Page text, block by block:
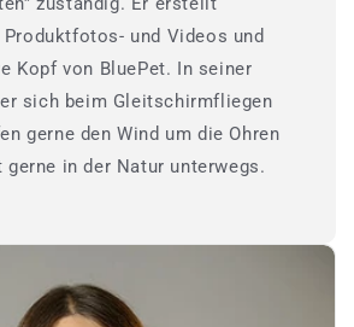
und Videos und
Kopf von BluePet. In seiner
sich beim Gleitschirmfliegen
gerne den Wind um die Ohren
gerne in der Natur unterwegs.